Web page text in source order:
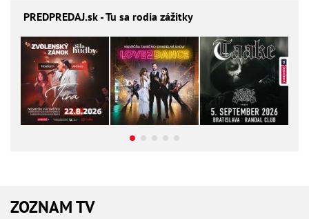
PREDPREDAJ.sk - Tu sa rodia zážitky
ZOZNAM TV